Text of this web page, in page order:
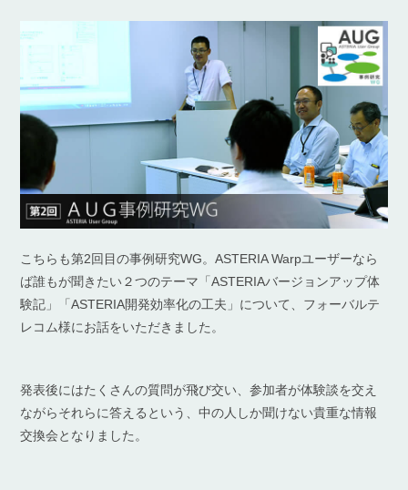
こちらも第2回目の事例研究WG。ASTERIA Warpユーザーなら
ば誰もが聞きたい２つのテーマ「ASTERIAバージョンアップ体
験記」「ASTERIA開発効率化の工夫」について、フォーバルテ
レコム様にお話をいただきました。
発表後にはたくさんの質問が飛び交い、参加者が体験談を交え
ながらそれらに答えるという、中の人しか聞けない貴重な情報
交換会となりました。